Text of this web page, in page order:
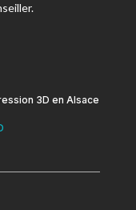
3D en Alsace